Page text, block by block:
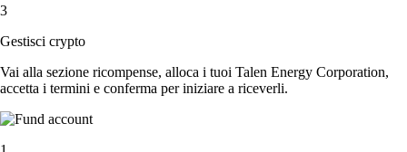
3
Gestisci crypto
Vai alla sezione ricompense, alloca i tuoi Talen Energy Corporation,
accetta i termini e conferma per iniziare a riceverli.